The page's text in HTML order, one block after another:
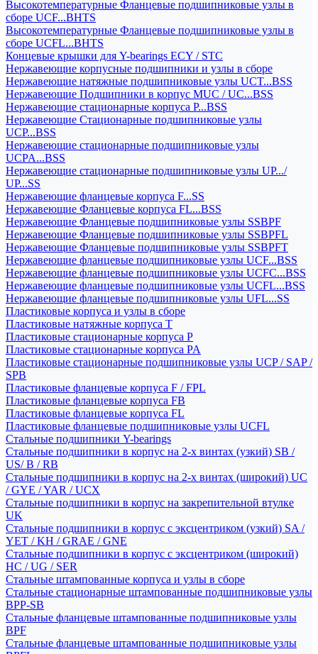
Высокотемпературные Фланцевые подшипниковые узлы в
сборе UCF...BHTS
Высокотемпературные Фланцевые подшипниковые узлы в
сборе UCFL...BHTS
Концевые крышки для Y-bearings ECY / STC
Нержавеющие корпусные подшипники и узлы в сборе
Нержавеющие натяжные подшипниковые узлы UCT...BSS
Нержавеющие Подшипники в корпус MUC / UC...BSS
Нержавеющие стационарные корпуса P...BSS
Нержавеющие Стационарные подшипниковые узлы
UCP...BSS
Нержавеющие стационарные подшипниковые узлы
UCPA...BSS
Нержавеющие стационарные подшипниковые узлы UP.../
UP...SS
Нержавеющие фланцевые корпуса F...SS
Нержавеющие Фланцевые корпуса FL...BSS
Нержавеющие Фланцевые подшипниковые узлы SSBPF
Нержавеющие Фланцевые подшипниковые узлы SSBPFL
Нержавеющие Фланцевые подшипниковые узлы SSBPFT
Нержавеющие фланцевые подшипниковые узлы UCF...BSS
Нержавеющие фланцевые подшипниковые узлы UCFC...BSS
Нержавеющие фланцевые подшипниковые узлы UCFL...BSS
Нержавеющие фланцевые подшипниковые узлы UFL...SS
Пластиковые корпуса и узлы в сборе
Пластиковые натяжные корпуса T
Пластиковые стационарные корпуса P
Пластиковые стационарные корпуса PA
Пластиковые стационарные подшипниковые узлы UCP / SAP /
SPB
Пластиковые фланцевые корпуса F / FPL
Пластиковые фланцевые корпуса FB
Пластиковые фланцевые корпуса FL
Пластиковые фланцевые подшипниковые узлы UCFL
Стальные подшипники Y-bearings
Стальные подшипники в корпус на 2-х винтах (узкий) SB /
US/ B / RB
Стальные подшипники в корпус на 2-х винтах (широкий) UC
/ GYE / YAR / UCX
Стальные подшипники в корпус на закрепительной втулке
UK
Стальные подшипники в корпус с эксцентриком (узкий) SA /
YET / KH / GRAE / GNE
Стальные подшипники в корпус с эксцентриком (широкий)
HC / UG / SER
Стальные штампованные корпуса и узлы в сборе
Стальные стационарные штампованные подшипниковые узлы
BPP-SB
Стальные фланцевые штампованные подшипниковые узлы
BPF
Стальные фланцевые штампованные подшипниковые узлы